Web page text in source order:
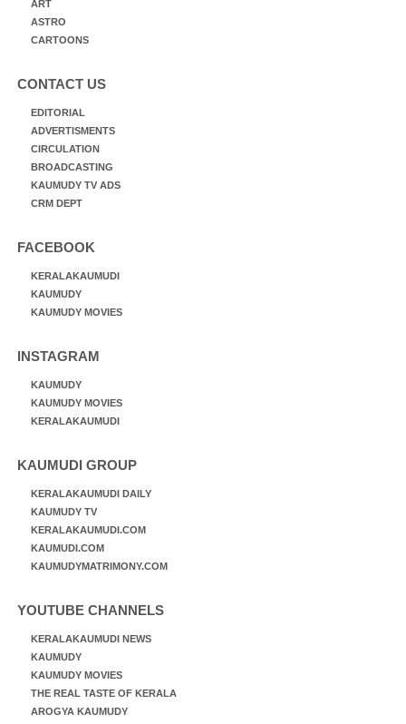
ART
ASTRO
CARTOONS
CONTACT US
EDITORIAL
ADVERTISMENTS
CIRCULATION
BROADCASTING
KAUMUDY TV ADS
CRM DEPT
FACEBOOK
KERALAKAUMUDI
KAUMUDY
KAUMUDY MOVIES
INSTAGRAM
KAUMUDY
KAUMUDY MOVIES
KERALAKAUMUDI
KAUMUDI GROUP
KERALAKAUMUDI DAILY
KAUMUDY TV
KERALAKAUMUDI.COM
KAUMUDI.COM
KAUMUDYMATRIMONY.COM
YOUTUBE CHANNELS
KERALAKAUMUDI NEWS
KAUMUDY
KAUMUDY MOVIES
THE REAL TASTE OF KERALA
AROGYA KAUMUDY